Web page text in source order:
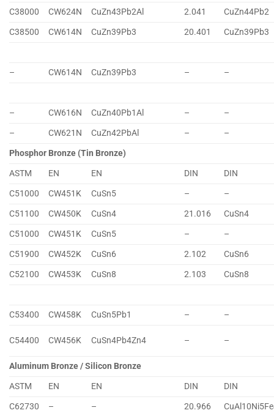
C38000 CW624N CuZn43Pb2Al 2.041
CuZn44Pb2
C38500
CW614N CuZn39Pb3 20.401 CuZn39Pb3
– CW614N CuZn39Pb3 – –
– CW616N CuZn40Pb1Al –
–
–
CW621N CuZn42PbAl –
–
Phosphor Bronze (Tin Bronze)
ASTM
EN EN DIN
DIN
C51000
CW451K CuSn5 –
–
C51100
CW450K CuSn4 21.016
CuSn4
C51000
CW451K CuSn5 –
–
C51900
CW452K CuSn6 2.102
CuSn6
C52100
CW453K CuSn8 2.103 CuSn8
C53400 CW458K CuSn5Pb1 – –
C54400 CW456K CuSn4Pb4Zn4 – –
Aluminum Bronze / Silicon Bronze
ASTM
EN EN DIN
DIN
C62730
– – 20.966